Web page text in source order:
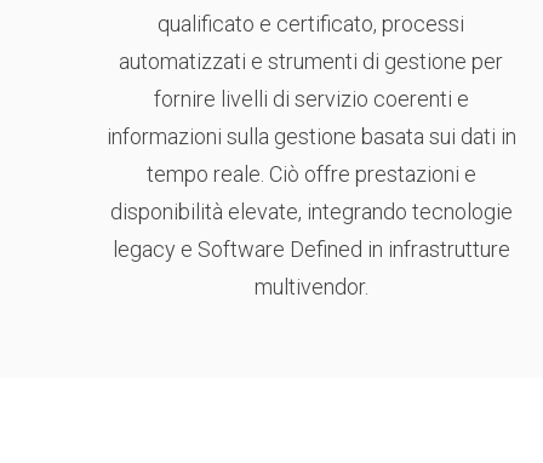
qualificato e certificato, processi
automatizzati e strumenti di gestione per
fornire livelli di servizio coerenti e
informazioni sulla gestione basata sui dati in
tempo reale. Ciò offre prestazioni e
disponibilità elevate, integrando tecnologie
legacy e Software Defined in infrastrutture
multivendor.